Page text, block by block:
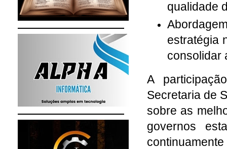
qualidade
estratégia
consolidar
A
Secretaria de
sobre as
governos